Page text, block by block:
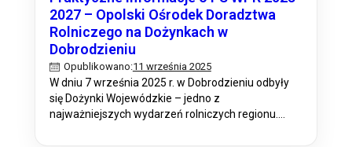
2027 – Opolski Ośrodek Doradztwa
Rolniczego na Dożynkach w
Dobrodzieniu
Opublikowano:11 września 2025
W dniu 7 września 2025 r. w Dobrodzieniu odbyły
się Dożynki Wojewódzkie – jedno z
najważniejszych wydarzeń rolniczych regionu.